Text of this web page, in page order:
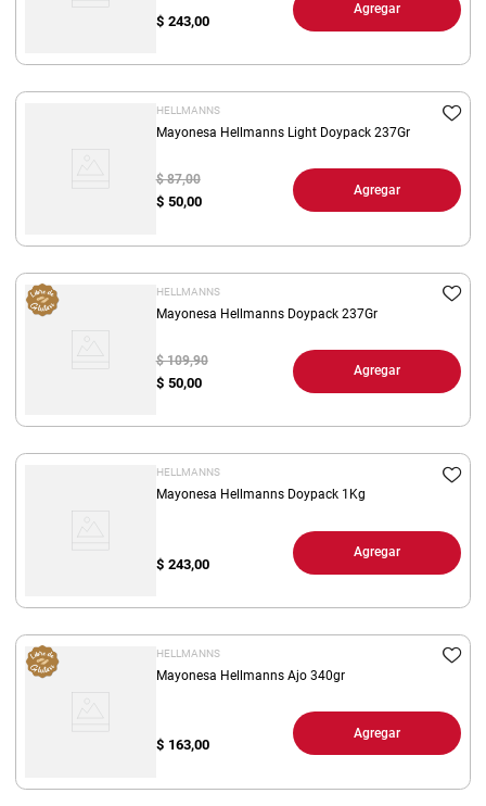
$ 243,00
Agregar
HELLMANNS
Mayonesa Hellmanns Light Doypack 237Gr
$ 50,00
$ 87,00
Agregar
HELLMANNS
Mayonesa Hellmanns Doypack 237Gr
$ 50,00
$ 109,90
Agregar
HELLMANNS
Mayonesa Hellmanns Doypack 1Kg
$ 243,00
Agregar
HELLMANNS
Mayonesa Hellmanns Ajo 340gr
$ 163,00
Agregar